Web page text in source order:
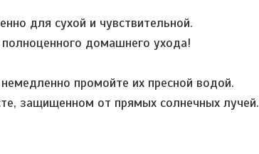
для сухой и чувствительной.
домашнего ухода!
промойте их пресной водой.
защищенном от прямых солнечных лучей.